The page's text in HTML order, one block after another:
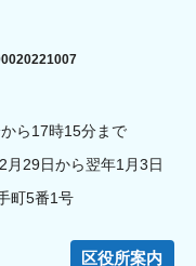
ら17時15分まで
月29日から翌年1月3日
町5番1号
区役所案内